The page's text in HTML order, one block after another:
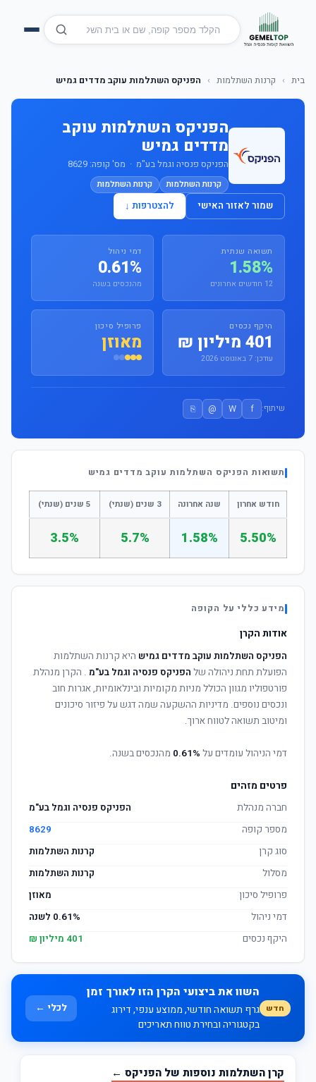
בית › קרנות השתלמות › הפניקס השתלמות עוקב מדדים גמיש
הפניקס השתלמות עוקב
מדדים גמיש
הפניקס פנסיה וגמל בע"מ · מס' קופה: 8629
קרנות השתלמות קרנות השתלמות
שמור לאזור האישי להצטרפות ↓
תשואה שנתית
1.58%
12 חודשים אחרונים
דמי ניהול
0.61%
מהנכסים בשנה
היקף נכסים
401 מיליון ₪
עודכן: 7 באוגוסט 2026
פרופיל סיכון
מאוזן
שיתוף: f
W
@
⎘
תשואות הפניקס השתלמות עוקב מדדים גמיש
חודש אחרון שנה אחרונה 3 שנים (שנתי) 5 שנים (שנתי)
5.50%
1.58%
5.7%
3.5%
מידע כללי על הקופה
אודות הקרן
הפניקס השתלמות עוקב מדדים גמיש היא קרנות השתלמות
הפועלת תחת ניהולה של הפניקס פנסיה וגמל בע"מ . הקרן מנהלת
פורטפוליו מגוון הכולל מניות מקומיות ובינלאומיות, אגרות חוב
ונכסים נוספים. מדיניות ההשקעה שמה דגש על פיזור סיכונים
ומיטוב תשואה לטווח ארוך.
דמי הניהול עומדים על 0.61% מהנכסים בשנה.
פרטים מזהים
חברה מנהלת
הפניקס פנסיה וגמל בע"מ
מספר קופה
8629
סוג קרן
קרנות השתלמות
מסלול
קרנות השתלמות
פרופיל סיכון
מאוזן
דמי ניהול
0.61% לשנה
היקף נכסים
401 מיליון ₪
חדש
השוו את ביצועי הקרן הזו לאורך זמן
גרף תשואה חודשי, ממוצע ענפי, דירוג
בקטגוריה ובחירת טווח תאריכים
לכלי ←
קרן השתלמות נוספות של הפניקס ←